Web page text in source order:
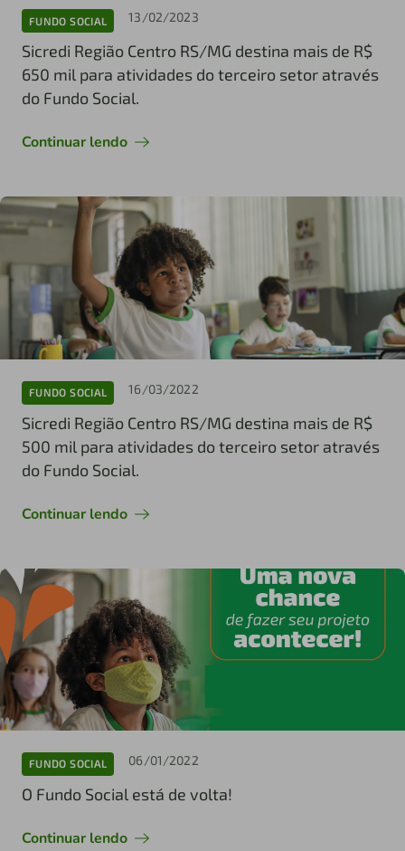
FUNDO SOCIAL 13/02/2023
Sicredi Região Centro RS/MG destina mais de R$
650 mil para atividades do terceiro setor através
do Fundo Social.
Continuar lendo
FUNDO SOCIAL 16/03/2022
Sicredi Região Centro RS/MG destina mais de R$
500 mil para atividades do terceiro setor através
do Fundo Social.
Continuar lendo
FUNDO SOCIAL 06/01/2022
O Fundo Social está de volta!
Continuar lendo